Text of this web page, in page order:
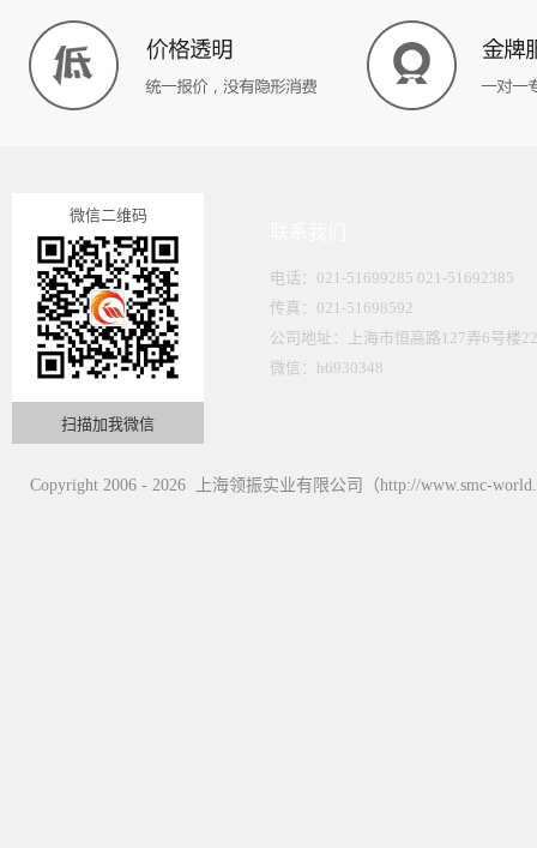
微信二维码
扫描加我微信
电话：021-51699285 021-51692385
传真：021-51698592
公司地址：上海市恒高路127弄6号楼
微信：h6930348
Copyright 2006 - 2026 上海领振实业有限公司（http://www.smc-